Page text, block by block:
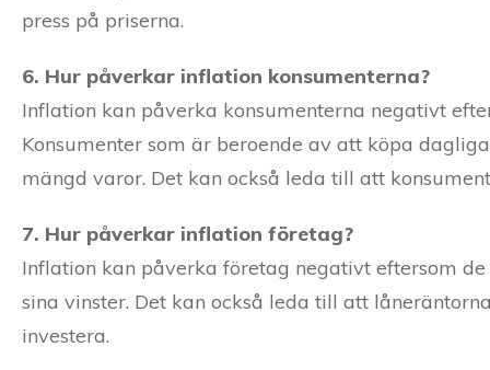
press på priserna.
6. Hur påverkar inflation konsumenterna?
Inflation kan påverka konsumenterna negativt
Konsumenter som är beroende av att köpa
mängd varor. Det kan också leda till att
7. Hur påverkar inflation företag?
Inflation kan påverka företag negativt eftersom
sina vinster. Det kan också leda till att
investera.